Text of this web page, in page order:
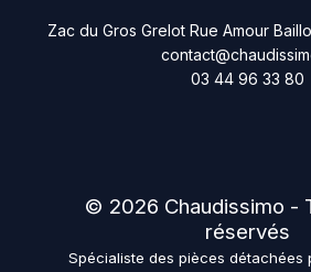
Zac du Gros Grelot Rue Amour
03 44 96 33 80
© 2026 Chaudissimo -
réservés
Spécialiste des pièces détachées